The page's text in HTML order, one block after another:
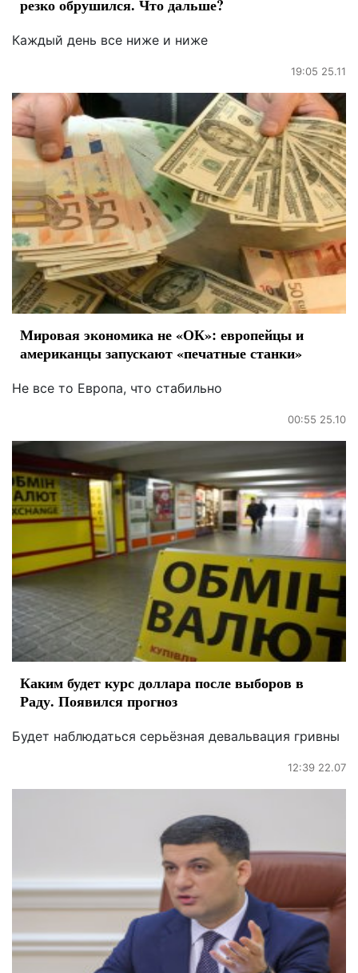
резко обрушился. Что дальше?
Каждый день все ниже и ниже
19:05 25.11
Мировая экономика не «ОК»: европейцы и
американцы запускают «печатные станки»
Не все то Европа, что стабильно
00:55 25.10
Каким будет курс доллара после выборов в
Раду. Появился прогноз
Будет наблюдаться серьёзная девальвация гривны
12:39 22.07